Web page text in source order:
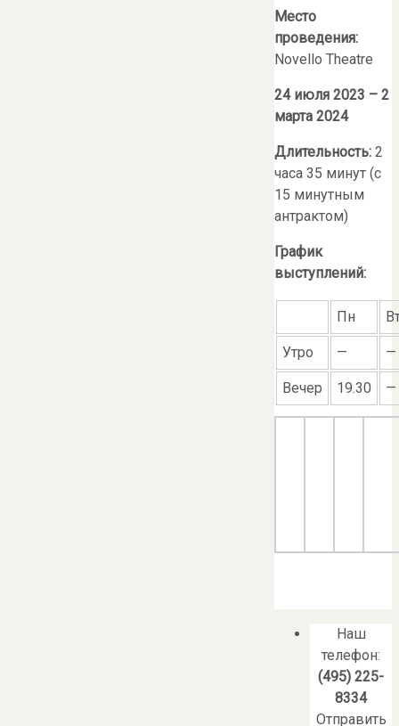
Место
проведения:
Novello Theatre
24 июля 2023 – 2
марта 2024
Длительность: 2
часа 35 минут (с
15 минутным
антрактом)
График
выступлений:
Пн
Утро — —
Вечер 19.30 —
Наш
телефон:
(495) 225-
8334
Отправить